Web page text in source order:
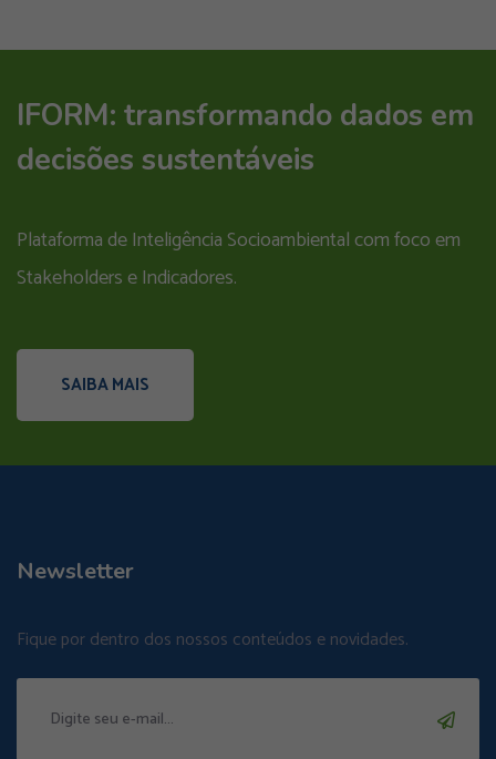
IFORM: transformando dados em
decisões sustentáveis
Plataforma de Inteligência Socioambiental com foco em
Stakeholders e Indicadores.
SAIBA MAIS
Newsletter
Fique por dentro dos nossos conteúdos e novidades.